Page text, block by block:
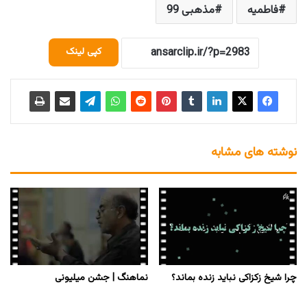
فاطمیه
مذهبی 99
کپی لینک
نوشته های مشابه
چرا شیخ زکزاکی نباید زنده بماند؟ نماهنگ | جشن میلیونی